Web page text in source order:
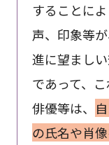
することに
声、印象等
進に望まし
であって、
俳優等は、
の氏名や肖